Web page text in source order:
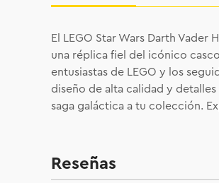
El LEGO Star Wars Darth
una réplica fiel del icónico
entusiastas de LEGO y los
diseño de alta calidad y
saga galáctica a tu colección.
Reseñas